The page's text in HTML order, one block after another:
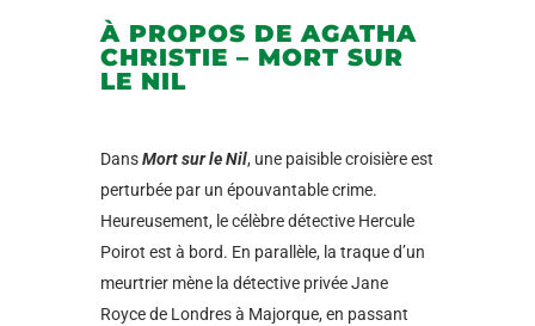
À PROPOS DE AGATHA
CHRISTIE – MORT SUR
LE NIL
DansMort sur le Nil, une paisible croisière est
perturbée par un épouvantable crime.
Heureusement, le célèbre détective Hercule
Poirot est à bord. En parallèle, la traque d’un
meurtrier mène la détective privée Jane
Royce de Londres à Majorque, en passant